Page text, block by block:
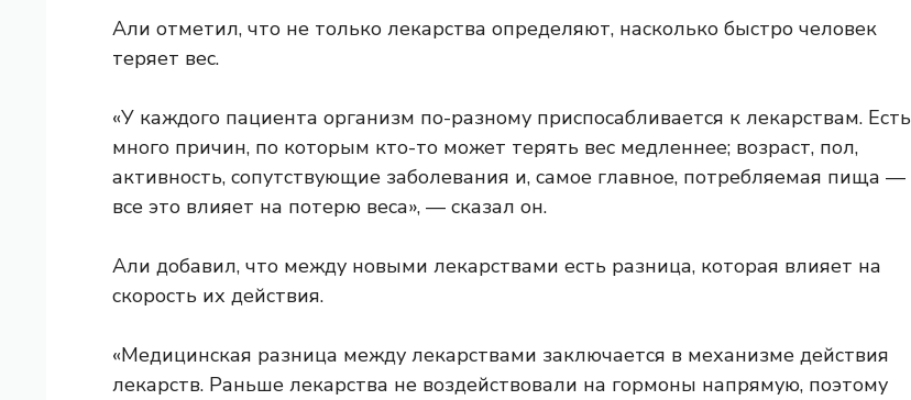
Али отметил, что не только лекарства определяют, насколько быстро человек
теряет вес.
«У каждого пациента организм по-разному приспосабливается к лекарствам. Есть
много причин, по которым кто-то может терять вес медленнее; возраст, пол,
активность, сопутствующие заболевания и, самое главное, потребляемая пища —
все это влияет на потерю веса», — сказал он.
Али добавил, что между новыми лекарствами есть разница, которая влияет на
скорость их действия.
«Медицинская разница между лекарствами заключается в механизме действия
лекарств. Раньше лекарства не воздействовали на гормоны напрямую, поэтому